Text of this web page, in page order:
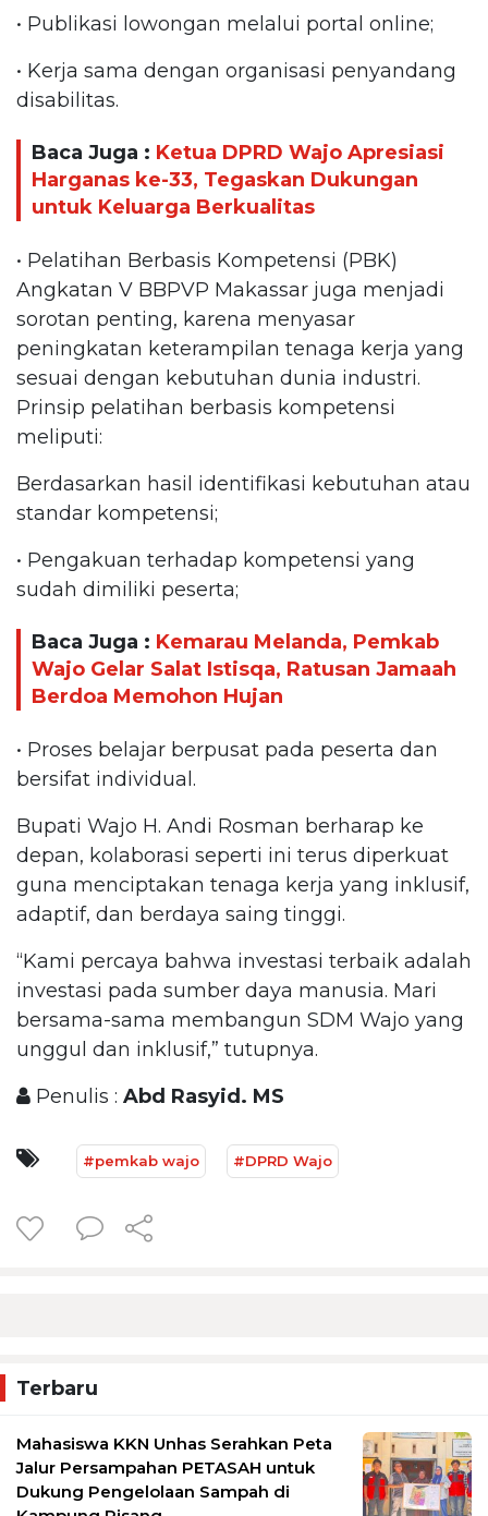
• Publikasi lowongan melalui portal online;
• Kerja sama dengan organisasi penyandang
disabilitas.
Baca Juga : Ketua DPRD Wajo Apresiasi
Harganas ke-33, Tegaskan Dukungan
untuk Keluarga Berkualitas
• Pelatihan Berbasis Kompetensi (PBK)
Angkatan V BBPVP Makassar juga menjadi
sorotan penting, karena menyasar
peningkatan keterampilan tenaga kerja yang
sesuai dengan kebutuhan dunia industri.
Prinsip pelatihan berbasis kompetensi
meliputi:
Berdasarkan hasil identifikasi kebutuhan atau
standar kompetensi;
• Pengakuan terhadap kompetensi yang
sudah dimiliki peserta;
Baca Juga : Kemarau Melanda, Pemkab
Wajo Gelar Salat Istisqa, Ratusan Jamaah
Berdoa Memohon Hujan
• Proses belajar berpusat pada peserta dan
bersifat individual.
Bupati Wajo H. Andi Rosman berharap ke
depan, kolaborasi seperti ini terus diperkuat
guna menciptakan tenaga kerja yang inklusif,
adaptif, dan berdaya saing tinggi.
“Kami percaya bahwa investasi terbaik adalah
investasi pada sumber daya manusia. Mari
bersama-sama membangun SDM Wajo yang
unggul dan inklusif,” tutupnya.
Penulis : Abd Rasyid. MS
#pemkab wajo #DPRD Wajo
Terbaru
Mahasiswa KKN Unhas Serahkan Peta
Jalur Persampahan PETASAH untuk
Dukung Pengelolaan Sampah di